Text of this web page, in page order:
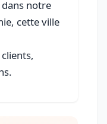
notre
cette ville